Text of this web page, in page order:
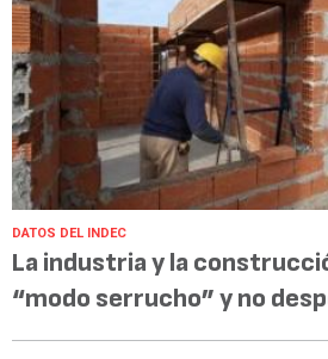
DATOS DEL INDEC
La industria y la
“modo serrucho” y no